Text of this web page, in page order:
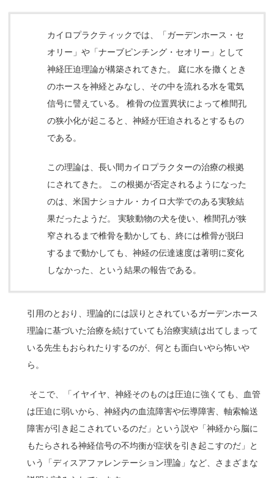
カイロプラクティックでは、「ガーデンホース・セ
オリー」や「ナーブピンチング・セオリー」として
神経圧迫理論が構築されてきた。
庭に水を撒くとき
のホースを神経とみなし、その中を流れる水を電気
信号に譬えている。
椎骨の位置異状によって椎間孔
の狭小化が起こると、神経が圧迫されるとするもの
である。
この理論は、長い間カイロプラクターの治療の根拠
にされてきた。
この根拠が否定されるようになった
のは、米国ナショナル・カイロ大学でのある実験結
果だったようだ。
実験動物の犬を使い、椎間孔が狭
窄されるまで椎骨を動かしても、終には椎骨が脱臼
するまで動かしても、神経の伝達速度は著明に変化
しなかった、という結果の報告である。
引用のとおり、理論的には誤りとされているガーデンホース
理論に基づいた治療を続けていても治療実績は出てしまって
いる先生もおられたりするのが、何とも面白いやら怖いや
ら。
そこで、「イヤイヤ、神経そのものは圧迫に強くても、血管
は圧迫に弱いから、神経内の血流障害や伝導障害、軸索輸送
障害が引き起こされているのだ」という説や「神経から脳に
もたらされる神経信号の不均衡が症状を引き起こすのだ」と
いう「ディスアファレンテーション理論」など、さまざまな